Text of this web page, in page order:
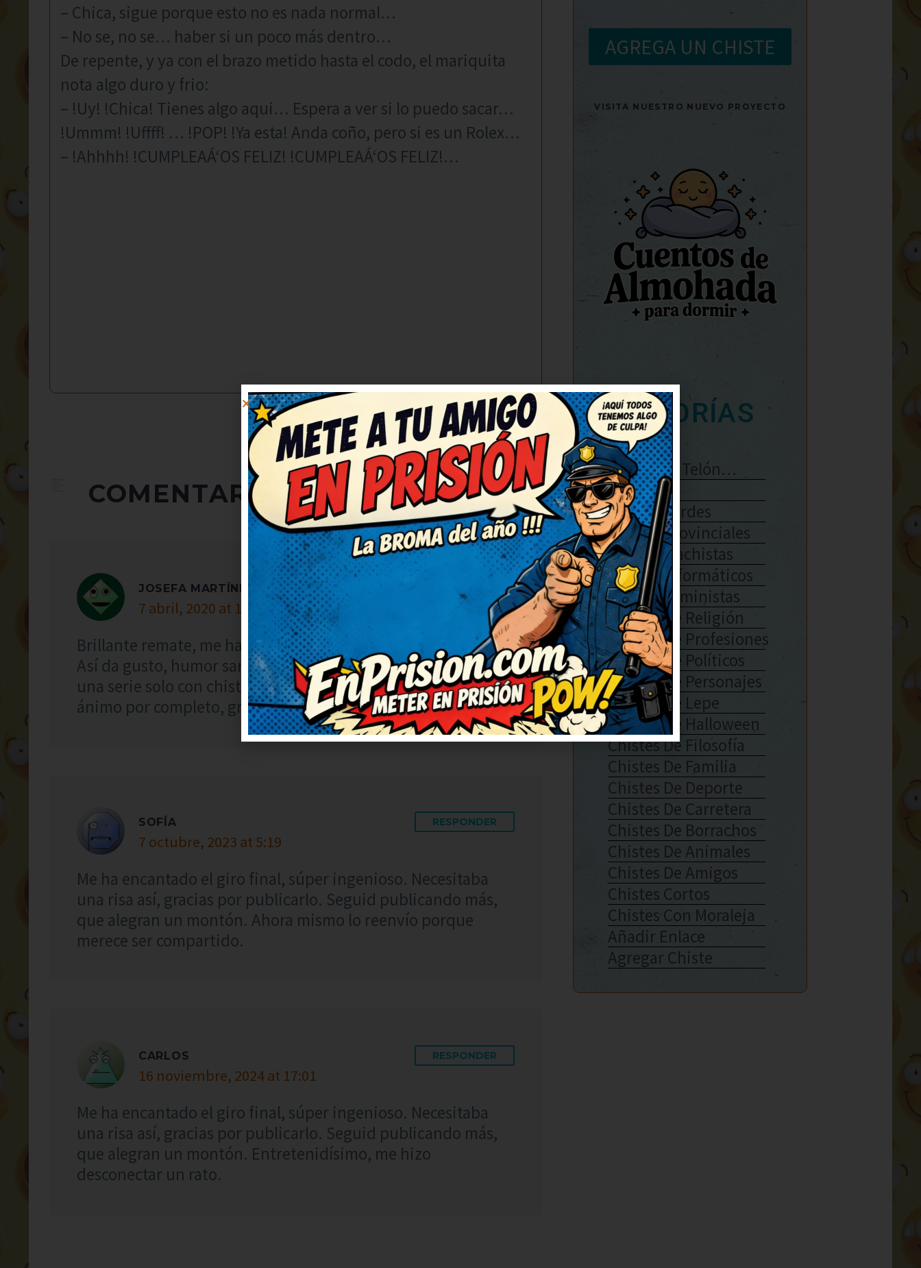
– Chica, sigue porque esto no es nada normal…
– No se, no se… haber si un poco más dentro…
De repente, y ya con el brazo metido hasta el codo, el mariquita
nota algo duro y frio:
– !Uy! !Chica! Tienes algo aqui… Espera a ver si lo puedo sacar…
!Ummm! !Uffff! … !POP! !Ya esta! Anda coño, pero si es un Rolex…
– !Ahhhh! !CUMPLEAÁ‘OS FELIZ! !CUMPLEAÁ‘OS FELIZ!…
COMENTARIOS(3)
JOSEFA MARTÍNEZ
7 abril, 2020 at 14:25
Brillante remate, me ha dejado con una carcajada tremenda.
Así da gusto, humor sano y con mucha gracia. Deberían hacer
una serie solo con chistes como este. Me ha levantado el
ánimo por completo, gracias.
SOFÍA
7 octubre, 2023 at 5:19
RESPONDER
Me ha encantado el giro final, súper ingenioso. Necesitaba
una risa así, gracias por publicarlo. Seguid publicando más,
que alegran un montón. Ahora mismo lo reenvío porque
merece ser compartido.
CARLOS
16 noviembre, 2024 at 17:01
RESPONDER
Me ha encantado el giro final, súper ingenioso. Necesitaba
una risa así, gracias por publicarlo. Seguid publicando más,
que alegran un montón. Entretenidísimo, me hizo
desconectar un rato.
AGREGA UN CHISTE
VISITA NUESTRO NUEVO PROYECTO
CATEGORÍAS
Se Abre El Telón…
Enlaces
Chistes Verdes
Chistes Provinciales
Chistes Machistas
Chistes Informáticos
Chistes Feministas
Chistes De Religión
Chistes De Profesiones
Chistes De Políticos
Chistes De Personajes
Chistes De Lepe
Chistes De Halloween
Chistes De Filosofía
Chistes De Familia
Chistes De Deporte
Chistes De Carretera
Chistes De Borrachos
Chistes De Animales
Chistes De Amigos
Chistes Cortos
Chistes Con Moraleja
Añadir Enlace
Agregar Chiste